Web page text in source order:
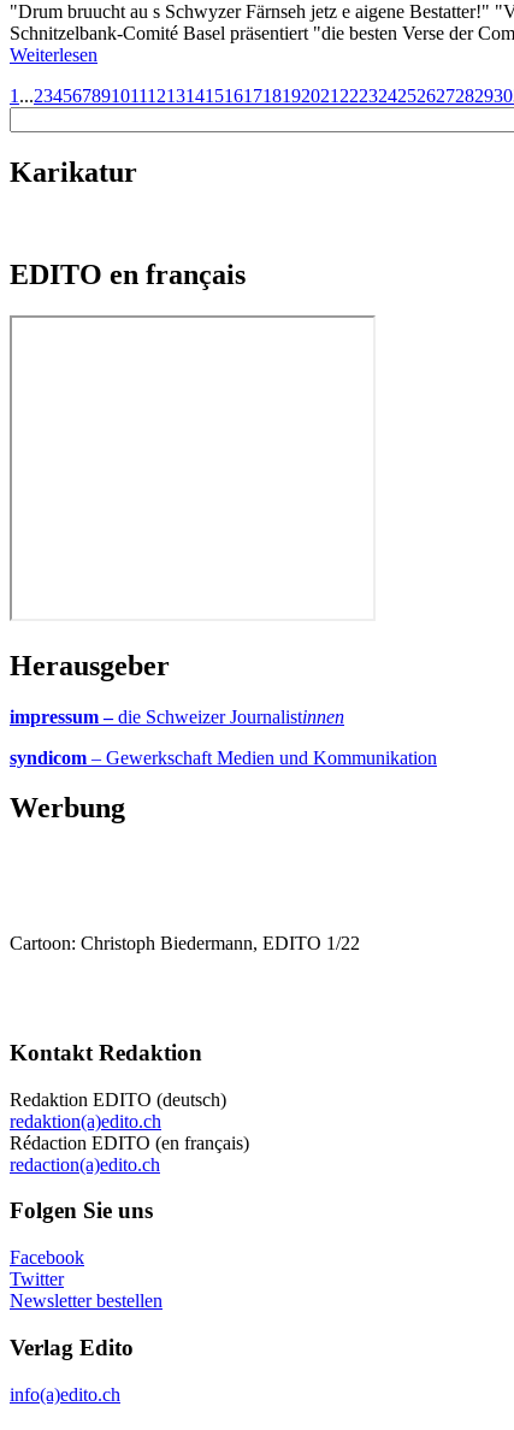
"Drum bruucht au s Schwyzer Färnseh jetz e aigene Bestatter!"
Schnitzelbank-Comité Basel präsentiert "die besten Verse der
Weiterlesen
1 ...23456789101112131415161718192021 222324252627282930
Karikatur
EDITO en français
Herausgeber
impressum –die Schweizer Journalistinnen
syndicom – Gewerkschaft Medien und Kommunikation
Werbung
Cartoon: Christoph Biedermann, EDITO 1/22
Kontakt Redaktion
Redaktion EDITO (deutsch)
redaktion(a)edito.ch
Rédaction EDITO (en français)
redaction(a)edito.ch
Folgen Sie uns
Facebook
Twitter
Newsletter bestellen
Verlag Edito
info(a)edito.ch